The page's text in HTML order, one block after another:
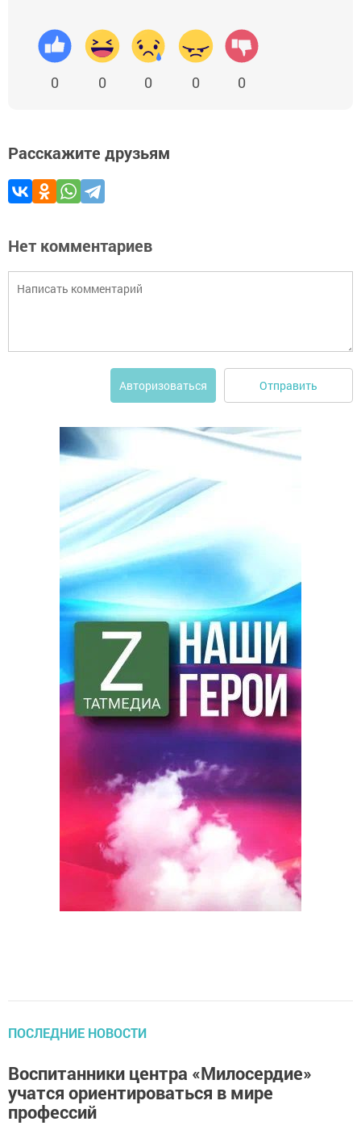
0 0 0 0 0
Расскажите друзьям
Нет комментариев
Авторизоваться Отправить
ПОСЛЕДНИЕ НОВОСТИ
Воспитанники центра «Милосердие»
учатся ориентироваться в мире
профессий